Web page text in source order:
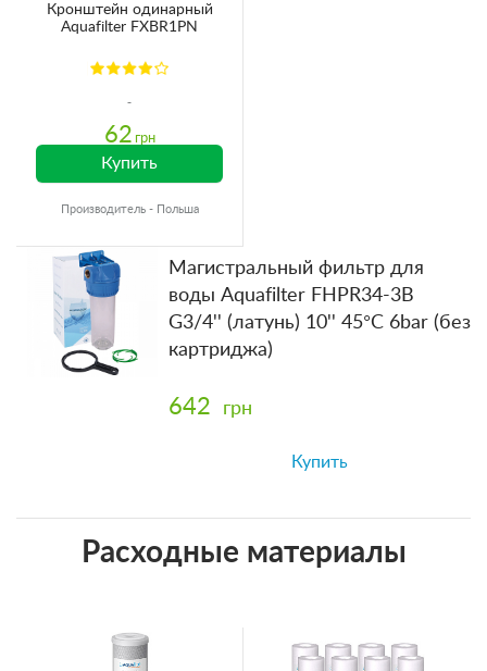
Кронштейн одинарный
Aquafilter FXBR1PN
62 грн
Купить
Производитель - Польша
Магистральный фильтр для
воды Aquafilter FHPR34-3B
G3/4'' (латунь) 10'' 45°C 6bar (без
картриджа)
642 грн
Купить
Расходные материалы